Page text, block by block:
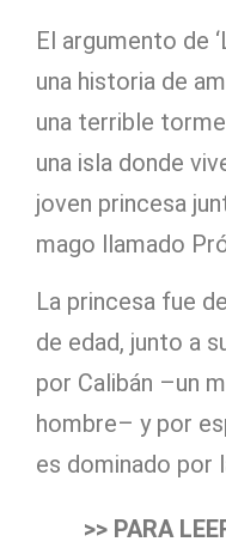
El argumento de
una historia de
una terrible
una isla donde
joven princesa
mago llamado
La princesa fue
de edad, junto a
por Calibán –un
hombre– y por
es dominado por
>> PARA